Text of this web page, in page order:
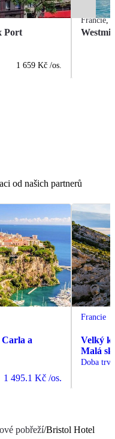
Port
1 659 Kč /os.
Francie,
od našich partnerů
a
1 495.1 Kč /os.
Francie
Velký
Malá
Doba
pobřeží/Bristol Hotel